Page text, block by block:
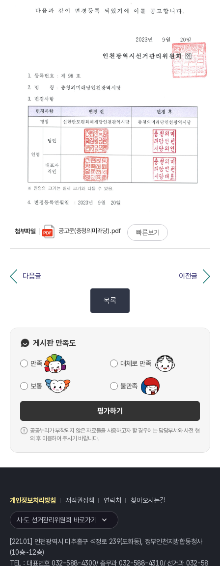
첨부파일 공고문(충청의미래당).pdf 빠른보기
다음글 이전글
목록
게시판 만족도
만족 대체로 만족
보통 불만족
평가하기
공공누리가 부착되지 않은 자료들을 사용하고자 할 경우에는 담당부서와 사전 협
의 후 이용하여 주시기 바랍니다.
개인정보처리방침 저작권정책 연락처 찾아오시는길
시·도 선거관리위원회 바로가기
[22101] 인천광역시 미추홀구 석정로 239(도화동), 정부인천지방합동청사
(10층~12층)
TEL : 대표번호 032-588-4300/ 총무과 032-588-4310/ 선거과 032-58